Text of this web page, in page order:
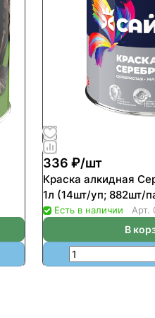
336 ₽/шт
Краска алкидная
1л (14шт/уп; 882шт/
Есть в наличии Арт.
В